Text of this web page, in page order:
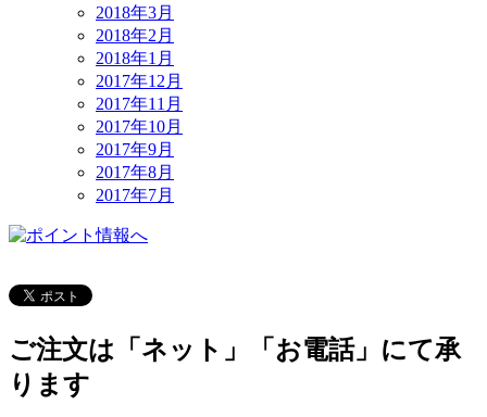
2018年3月
2018年2月
2018年1月
2017年12月
2017年11月
2017年10月
2017年9月
2017年8月
2017年7月
ご注文は「ネット」「お電話」にて承
ります